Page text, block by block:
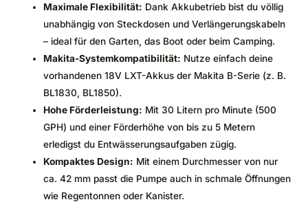
Maximale Flexibilität: Dank Akkubetrieb bist du völlig
unabhängig von Steckdosen und Verlängerungskabeln
– ideal für den Garten, das Boot oder beim Camping.
Makita-Systemkompatibilität: Nutze einfach deine
vorhandenen 18V LXT-Akkus der Makita B-Serie (z. B.
BL1830, BL1850).
Hohe Förderleistung: Mit 30 Litern pro Minute (500
GPH) und einer Förderhöhe von bis zu 5 Metern
erledigst du Entwässerungsaufgaben zügig.
Kompaktes Design: Mit einem Durchmesser von nur
ca. 42 mm passt die Pumpe auch in schmale Öffnungen
wie Regentonnen oder Kanister.